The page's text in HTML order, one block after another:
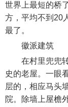
世界上最短的桥
方，平均不到20
最了。
徽派建筑
在村里兜兜转
史的老屋。一眼
层的，相应马头
院。除墙上屋檐